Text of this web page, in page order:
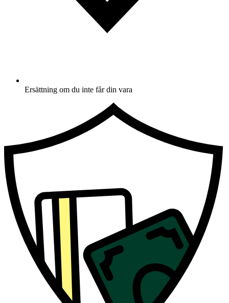
Ersättning om du inte får din vara